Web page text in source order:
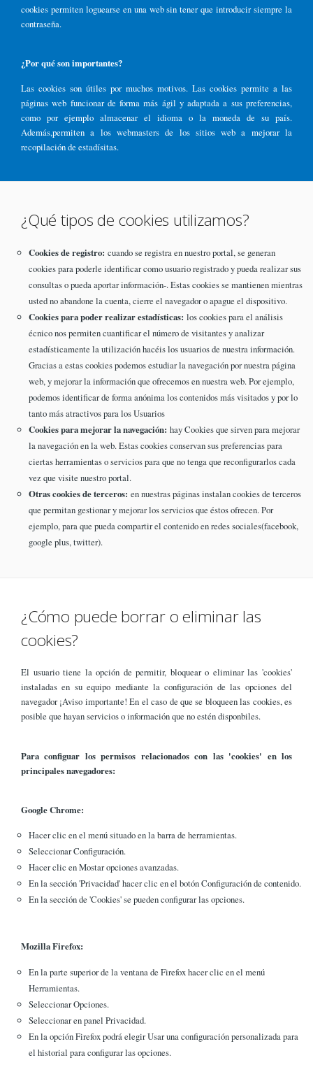
cookies permiten loguearse en una web sin tener que introducir siempre la
contraseña.
¿Por qué son importantes?
Las cookies son útiles por muchos motivos. Las cookies permite a las
páginas web funcionar de forma más ágil y adaptada a sus preferencias,
como por ejemplo almacenar el idioma o la moneda de su país.
Además,permiten a los webmasters de los sitios web a mejorar la
recopilación de estadísitas.
¿Qué tipos de cookies utilizamos?
Cookies de registro: cuando se registra en nuestro portal, se generan
cookies para poderle identificar como usuario registrado y pueda realizar sus
consultas o pueda aportar información-. Estas cookies se mantienen mientras
usted no abandone la cuenta, cierre el navegador o apague el dispositivo.
Cookies para poder realizar estadísticas: los cookies para el análisis
écnico nos permiten cuantificar el número de visitantes y analizar
estadísticamente la utilización hacéis los usuarios de nuestra información.
Gracias a estas cookies podemos estudiar la navegación por nuestra página
web, y mejorar la información que ofrecemos en nuestra web. Por ejemplo,
podemos identificar de forma anónima los contenidos más visitados y por lo
tanto más atractivos para los Usuarios
Cookies para mejorar la navegación: hay Cookies que sirven para mejorar
la navegación en la web. Estas cookies conservan sus preferencias para
ciertas herramientas o servicios para que no tenga que reconfigurarlos cada
vez que visite nuestro portal.
Otras cookies de terceros: en nuestras páginas instalan cookies de terceros
que permitan gestionar y mejorar los servicios que éstos ofrecen. Por
ejemplo, para que pueda compartir el contenido en redes sociales(facebook,
google plus, twitter).
¿Cómo puede borrar o eliminar las
cookies?
El usuario tiene la opción de permitir, bloquear o eliminar las 'cookies'
instaladas en su equipo mediante la configuración de las opciones del
navegador ¡Aviso importante! En el caso de que se bloqueen las cookies, es
posible que hayan servicios o información que no estén disponbiles.
Para configuar los permisos relacionados con las 'cookies' en los
principales navegadores:
Google Chrome:
Hacer clic en el menú situado en la barra de herramientas.
Seleccionar Configuración.
Hacer clic en Mostar opciones avanzadas.
En la sección 'Privacidad' hacer clic en el botón Configuración de contenido.
En la sección de 'Cookies' se pueden configurar las opciones.
Mozilla Firefox:
En la parte superior de la ventana de Firefox hacer clic en el menú
Herramientas.
Seleccionar Opciones.
Seleccionar en panel Privacidad.
En la opción Firefox podrá elegir Usar una configuración personalizada para
el historial para configurar las opciones.